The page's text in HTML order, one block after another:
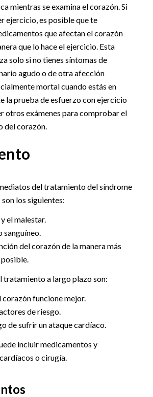
mientras se examina el corazón. Si
ejercicio, es posible que te
que afectan el corazón
que lo hace el ejercicio. Esta
solo si no tienes síntomas de
agudo o de otra afección
mortal cuando estás en
la prueba de esfuerzo con ejercicio
otros exámenes para comprobar el
del corazón.
del tratamiento del síndrome
los siguientes:
el malestar.
sanguíneo.
del corazón de la manera más
tratamiento a largo plazo son:
corazón funcione mejor.
de riesgo.
de sufrir un ataque cardíaco.
incluir medicamentos y
o cirugía.